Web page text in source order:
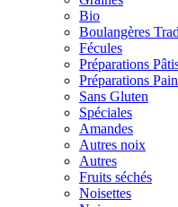
Bio
Boulangères
Fécules
Préparations
Préparations
Sans Gluten
Spéciales
Amandes
Autres noix
Autres
Fruits séchés
Noisettes